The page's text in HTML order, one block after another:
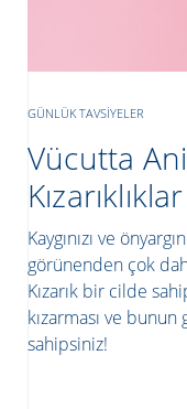
GÜNLÜK TAVSIYELER
Vücutta
Kızarıklıklar
Kaygınızı ve
görünenden çok
Kızarık bir cilde
kızarması ve
sahipsiniz!